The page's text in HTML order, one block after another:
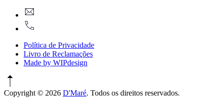
Window
Política de Privacidade
Livro de Reclamações
Made by WIPdesign
Copyright © 2026 D'Maré. Todos os direitos reservados.